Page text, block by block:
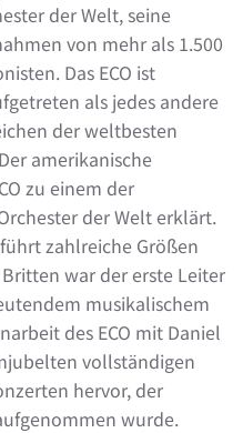
der Welt, seine
von mehr als 1.500
Das ECO ist
als jedes andere
der weltbesten
amerikanische
zu einem der
der Welt erklärt.
zahlreiche Größen
war der erste Leiter
musikalischem
des ECO mit Daniel
vollständigen
hervor, der
wurde.